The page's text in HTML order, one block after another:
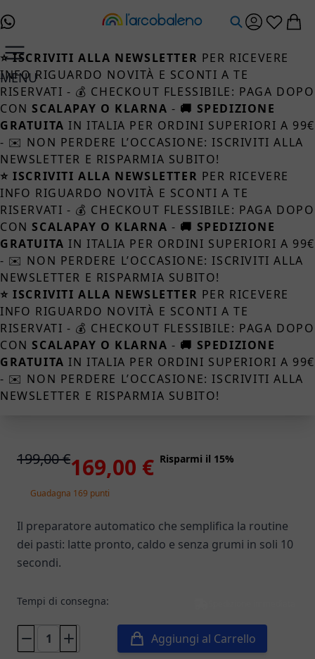
MENU
⭐ ISCRIVITI ALLA NEWSLETTER PER RICEVERE
INFO RIGUARDO NOVITÀ E SCONTI A TE
RISERVATI - 💰 CHECKOUT FLESSIBILE: PAGA DOPO
CON SCALAPAY O KLARNA - 🚚 SPEDIZIONE
GRATUITA IN ITALIA PER ORDINI SUPERIORI A 99€
- ✉️ NON PERDERE L’OCCASIONE: ISCRIVITI ALLA
NEWSLETTER E RISPARMIA SUBITO!
⭐ ISCRIVITI ALLA NEWSLETTER PER RICEVERE
INFO RIGUARDO NOVITÀ E SCONTI A TE
RISERVATI - 💰 CHECKOUT FLESSIBILE: PAGA DOPO
CON SCALAPAY O KLARNA - 🚚 SPEDIZIONE
GRATUITA IN ITALIA PER ORDINI SUPERIORI A 99€
- ✉️ NON PERDERE L’OCCASIONE: ISCRIVITI ALLA
NEWSLETTER E RISPARMIA SUBITO!
⭐ ISCRIVITI ALLA NEWSLETTER PER RICEVERE
INFO RIGUARDO NOVITÀ E SCONTI A TE
RISERVATI - 💰 CHECKOUT FLESSIBILE: PAGA DOPO
CON SCALAPAY O KLARNA - 🚚 SPEDIZIONE
GRATUITA IN ITALIA PER ORDINI SUPERIORI A 99€
- ✉️ NON PERDERE L’OCCASIONE: ISCRIVITI ALLA
NEWSLETTER E RISPARMIA SUBITO!
199,00 €169,00 € Risparmi il 15%
Guadagna 169 punti
Il preparatore automatico che semplifica la routine
dei pasti: latte pronto, caldo e senza grumi in soli 10
secondi.
Tempi di consegna:
Aggiungi al Carrello